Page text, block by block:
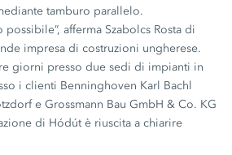
tamburo parallelo.
possibile”, afferma Szabolcs Rosta di
impresa di costruzioni ungherese.
giorni presso due sedi di impianti in
i clienti Benninghoven Karl Bachl
e Grossmann BauGmbH & Co. KG
di Hódút è riuscita a chiarire